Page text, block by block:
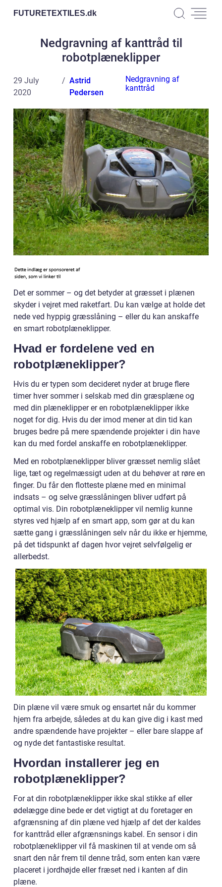
FUTURETEXTILES.dk
Nedgravning af kanttråd til
robotplæneklipper
29 July
2020
Astrid
Pedersen
Nedgravning af
kanttråd
Det er sommer – og det betyder at græsset i plænen
skyder i vejret med raketfart. Du kan vælge at holde det
nede ved hyppig græsslåning – eller du kan anskaffe
en smart robotplæneklipper.
Hvad er fordelene ved en
robotplæneklipper?
Hvis du er typen som decideret nyder at bruge flere
timer hver sommer i selskab med din græsplæne og
med din plæneklipper er en robotplæneklipper ikke
noget for dig. Hvis du der imod mener at din tid kan
bruges bedre på mere spændende projekter i din have
kan du med fordel anskaffe en robotplæneklipper.
Med en robotplæneklipper bliver græsset nemlig slået
lige, tæt og regelmæssigt uden at du behøver at røre en
finger. Du får den flotteste plæne med en minimal
indsats – og selve græsslåningen bliver udført på
optimal vis. Din robotplæneklipper vil nemlig kunne
styres ved hjælp af en smart app, som gør at du kan
sætte gang i græsslåningen selv når du ikke er hjemme,
på det tidspunkt af dagen hvor vejret selvfølgelig er
allerbedst.
Din plæne vil være smuk og ensartet når du kommer
hjem fra arbejde, således at du kan give dig i kast med
andre spændende have projekter – eller bare slappe af
og nyde det fantastiske resultat.
Hvordan installerer jeg en
robotplæneklipper?
For at din robotplæneklipper ikke skal stikke af eller
ødelægge dine bede er det vigtigt at du foretager en
afgrænsning af din plæne ved hjælp af det der kaldes
for kanttråd eller afgrænsnings kabel. En sensor i din
robotplæneklipper vil få maskinen til at vende om så
snart den når frem til denne tråd, som enten kan være
placeret i jordhøjde eller fræset ned i kanten af din
plæne.